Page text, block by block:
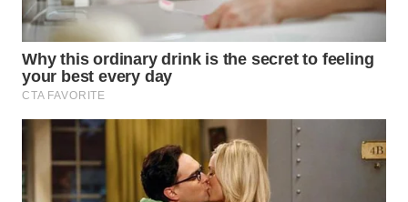
SIMALUNGUN
WN
LABUHANBATU
WN
TENGAH